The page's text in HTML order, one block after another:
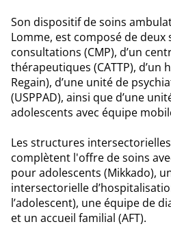
Son dispositif de soins
Lomme, est composé de
consultations (CMP), d’un
thérapeutiques (CATTP), d’un
Regain), d’une unité de
(USPPAD), ainsi que d’une
adolescents avec équipe
Les structures
complètent l'offre de soins
pour adolescents (Mikkado),
intersectorielle
l’adolescent), une équipe de
et un accueil familial (AFT).